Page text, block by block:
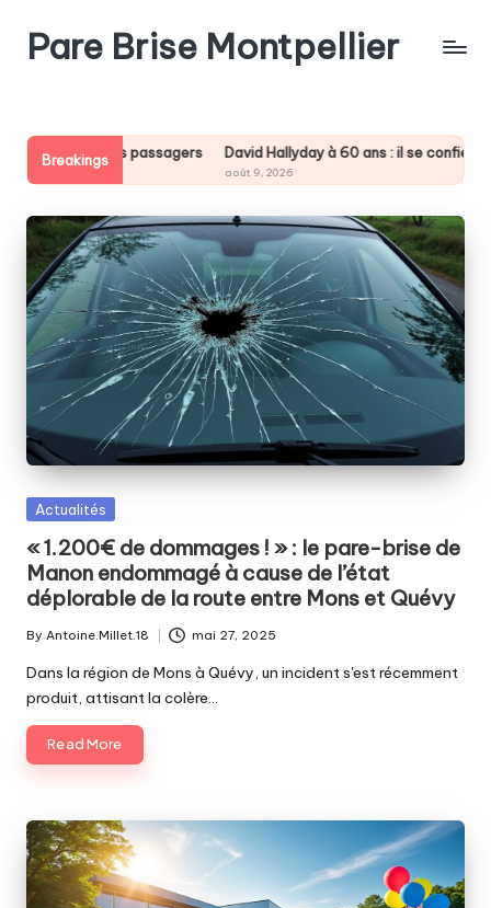
Pare Brise Montpellier
Breakings
passagers David Hallyday à 60 ans : il se confie enfin sur une
Posted
Actualités
« 1.200€ de dommages ! » : le pare-brise de
Manon endommagé à cause de l’état
déplorable de la route entre Mons et Quévy
Posted
by
By Antoine.Millet.18 mai 27, 2025
Dans la région de Mons à Quévy, un incident s'est récemment
produit, attisant la colère…
Read More